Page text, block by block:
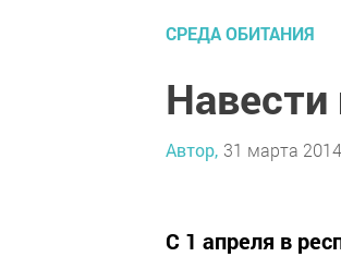
СРЕДА ОБИТАНИЯ
Навести
Автор, 31 марта
С 1 апреля в